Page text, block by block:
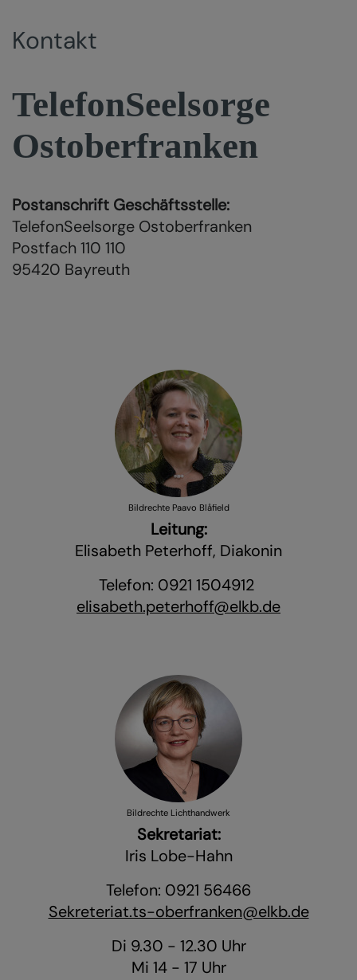
Kontakt
TelefonSeelsorge
Ostoberfranken
Postanschrift Geschäftsstelle:
TelefonSeelsorge Ostoberfranken
Postfach 110 110
95420 Bayreuth
Bildrechte Paavo Blåfield
Leitung:
Elisabeth Peterhoff, Diakonin
Telefon: 0921 1504912
elisabeth.peterhoff@elkb.de
Bildrechte Lichthandwerk
Sekretariat:
Iris Lobe-Hahn
Telefon: 0921 56466
Sekreteriat.ts-oberfranken@elkb.de
Di 9.30 - 12.30 Uhr
Mi 14 - 17 Uhr